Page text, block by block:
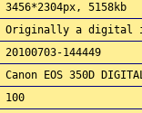
3456*2304px, 5158kb
Originally a digital
20100703-144449
Canon EOS 350D
100